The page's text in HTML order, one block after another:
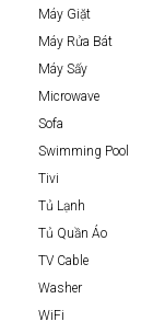
Máy Giặt
Máy Rửa Bát
Máy Sấy
Microwave
Sofa
Swimming Pool
Tivi
Tủ Lạnh
Tủ Quần Áo
TV Cable
Washer
WiFi